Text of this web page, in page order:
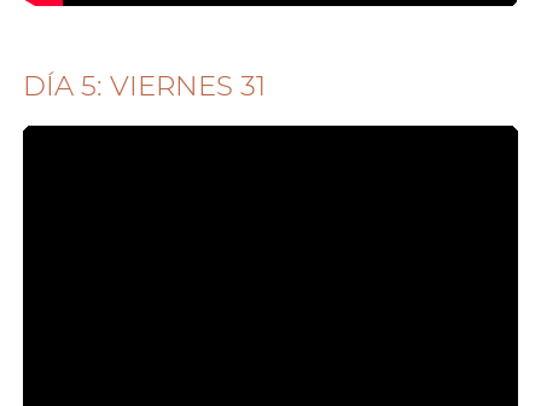
DÍA 5: VIERNES 31